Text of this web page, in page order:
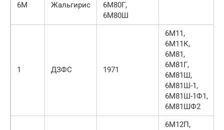
6М Жальгирис
6М80Г,
6М80Ш
1 ДЗФС 1971
6М11,
6М11К,
6М81,
6М81Г,
6М81Ш,
6М81Ш-1,
6М81Ш-1Ф1,
6М81ШФ2
6М12П,